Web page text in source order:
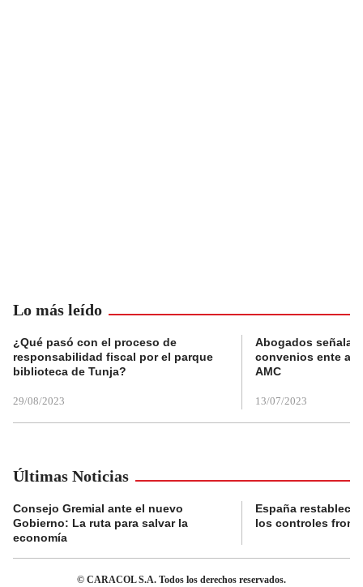
Lo más leído
¿Qué pasó con el proceso de
responsabilidad fiscal por el parque
biblioteca de Tunja?
29/08/2023
Abogados
convenios ente
AMC
13/07/2023
Últimas Noticias
Consejo Gremial ante el nuevo
Gobierno: La ruta para salvar la
economía
España restablece
los controles
© CARACOL S.A. Todos los derechos reservados.